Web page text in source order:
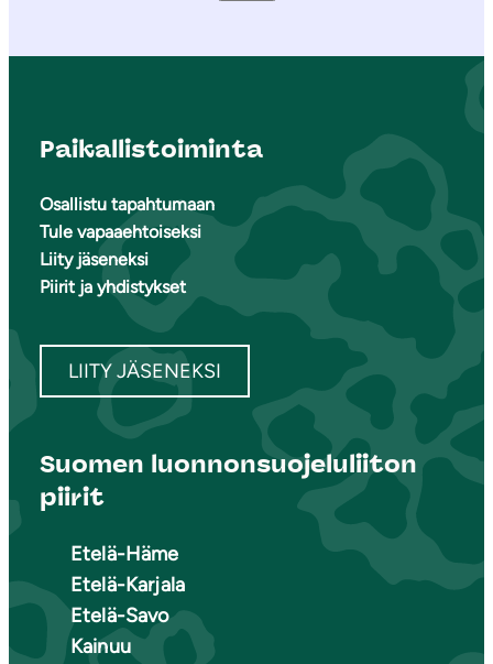
Paikallistoiminta
Osallistu tapahtumaan
Tule vapaaehtoiseksi
Liity jäseneksi
Piirit ja yhdistykset
LIITY JÄSENEKSI
Suomen luonnonsuojeluliiton
piirit
Etelä-Häme
Etelä-Karjala
Etelä-Savo
Kainuu